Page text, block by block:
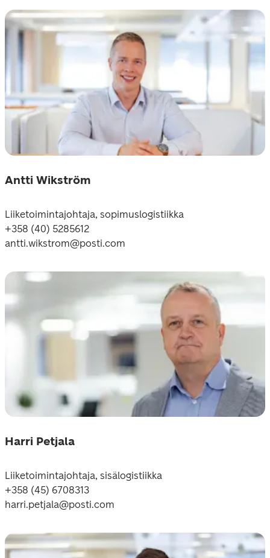
Antti Wikström
Liiketoimintajohtaja, sopimuslogistiikka
+358 (40) 5285612
antti.wikstrom@posti.com
Harri Petjala
Liiketoimintajohtaja, sisälogistiikka
+358 (45) 6708313
harri.petjala@posti.com